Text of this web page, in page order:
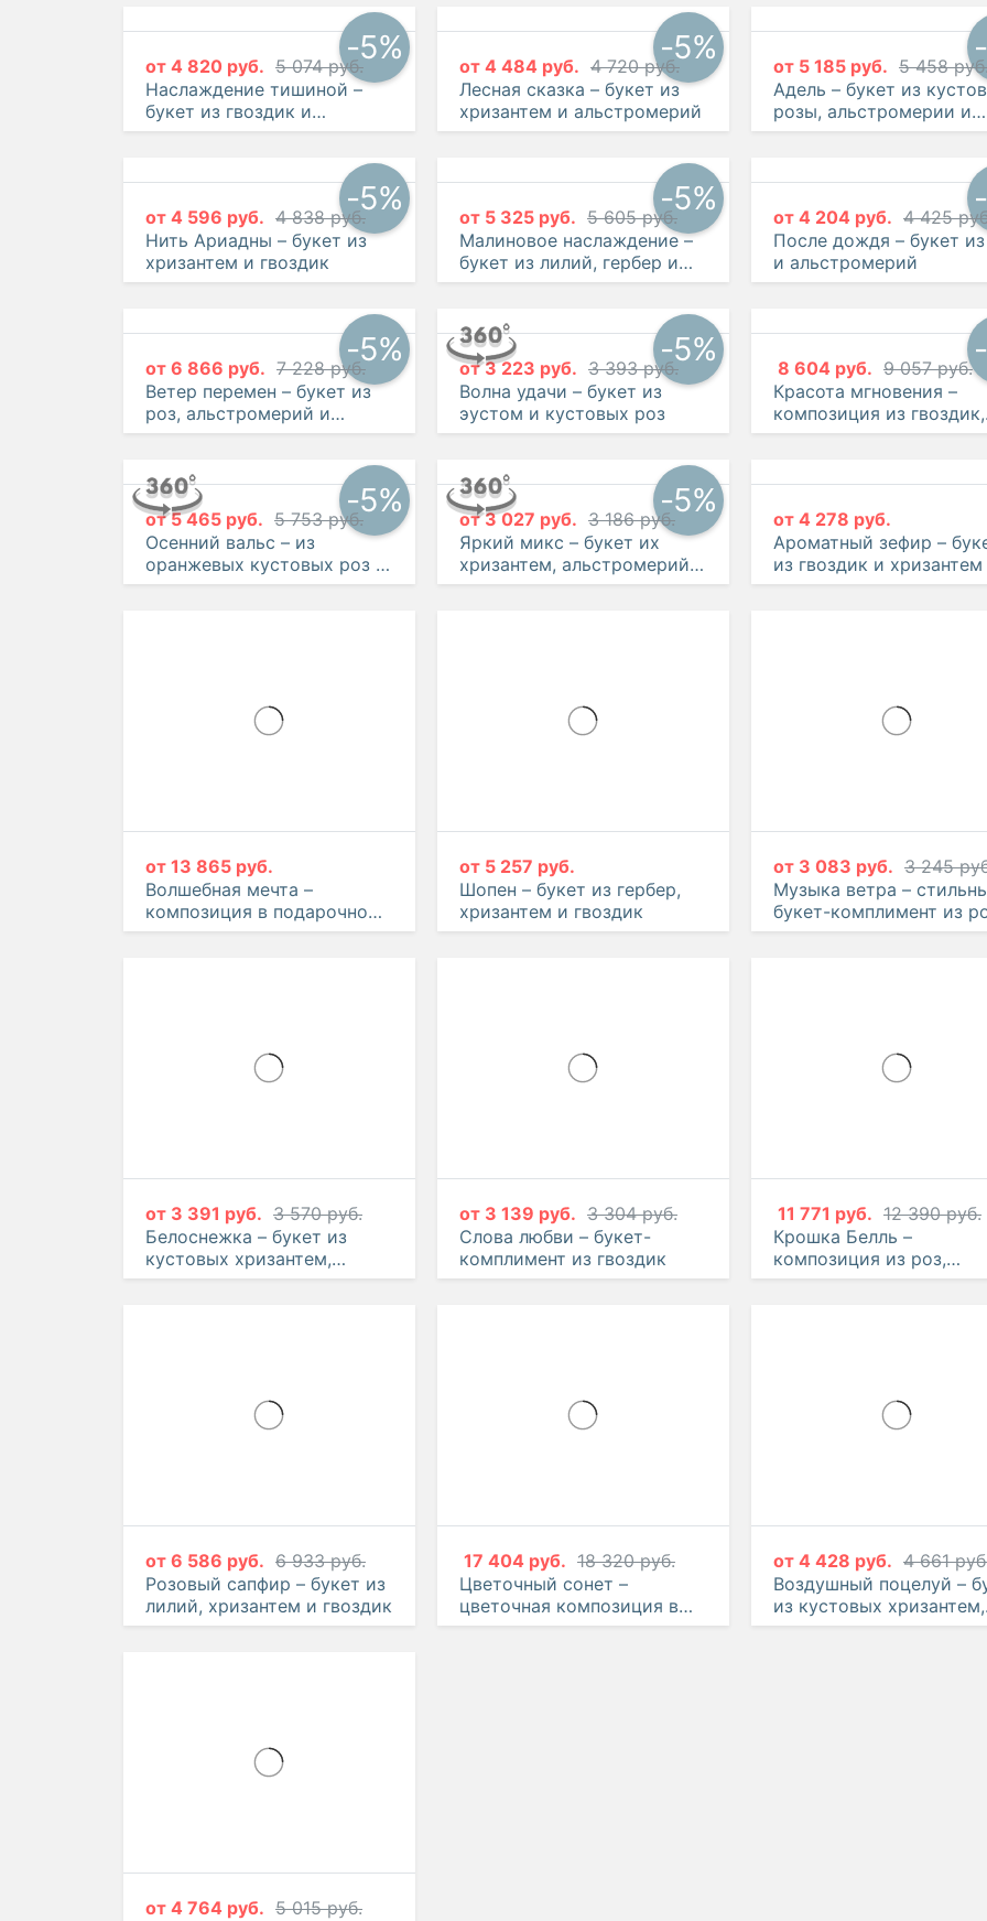
-5%
от 4 820 руб. 5 074 руб.
Наслаждение тишиной –
букет из гвоздик и
альстромерий
-5%
от 4 484 руб. 4 720 руб.
Лесная сказка – букет из
хризантем и альстромерий
от 5 185 руб. 5 458
Адель – букет из
розы, альстромерии и
гвоздики
-5%
от 4 596 руб. 4 838 руб.
Нить Ариадны – букет из
хризантем и гвоздик
-5%
от 5 325 руб. 5 605 руб.
Малиновое наслаждение –
букет из лилий, гербер и
роз
от 4 204 руб. 4 425
После дождя – букет
и альстромерий
-5%
от 6 866 руб. 7 228 руб.
Ветер перемен – букет из
роз, альстромерий и
эустом
-5%
от 3 223 руб. 3 393 руб.
Волна удачи – букет из
эустом и кустовых роз
8 604 руб. 9 057 руб.
Красота мгновения –
композиция из гвоздик,
кустовых хризантем и
-5%
от 5 465 руб. 5 753 руб.
Осенний вальс – из
оранжевых кустовых роз и
хризантем
-5%
от 3 027 руб. 3 186 руб.
Яркий микс – букет их
хризантем, альстромерий и
гвоздик
от 4 278 руб.
Ароматный зефир –
из гвоздик и хризантем
от 13 865 руб.
Волшебная мечта –
композиция в подарочной
коробке с макарон
от 5 257 руб.
Шопен – букет из гербер,
хризантем и гвоздик
от 3 083 руб. 3 245
Музыка ветра –
букет-комплимент из
гвоздики и эустомы
от 3 391 руб. 3 570 руб.
Белоснежка – букет из
кустовых хризантем,
альстромерий и гвоздик
от 3 139 руб. 3 304 руб.
Слова любви – букет-
комплимент из гвоздик
11 771 руб. 12 390 руб.
Крошка Белль –
композиция из роз,
хризантемы, статицы и
от 6 586 руб. 6 933 руб.
Розовый сапфир – букет из
лилий, хризантем и гвоздик
17 404 руб. 18 320 руб.
Цветочный сонет –
цветочная композиция в
коробке
от 4 428 руб. 4 661
Воздушный поцелуй –
из кустовых хризантем,
эустом и гвоздик
от 4 764 руб. 5 015 руб.